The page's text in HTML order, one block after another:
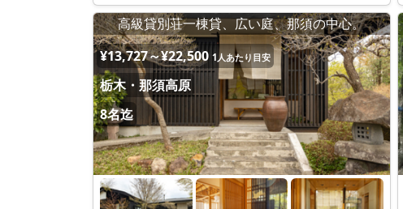
高級貸別荘一棟貸、広い庭、那須の中心。
¥13,727～¥22,500 1人あたり目安
栃木・那須高原
8名迄